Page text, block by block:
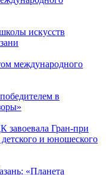
искусств
международного
в
завоевала Гран-при
и юношеского
«Планета